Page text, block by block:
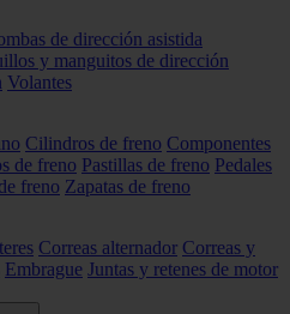
de dirección asistida
y manguitos de dirección
Volantes
Cilindros de freno Componentes
de freno Pastillas de freno Pedales
freno Zapatas de freno
Correas alternador Correas y
Embrague Juntas y retenes de motor